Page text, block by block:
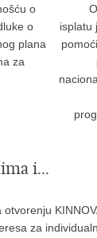
o
o
plana
za
isplatu
i...
za